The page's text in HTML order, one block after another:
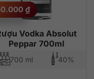
Vodka Absolut
Peppar 700ml
₫
700 ml 40%